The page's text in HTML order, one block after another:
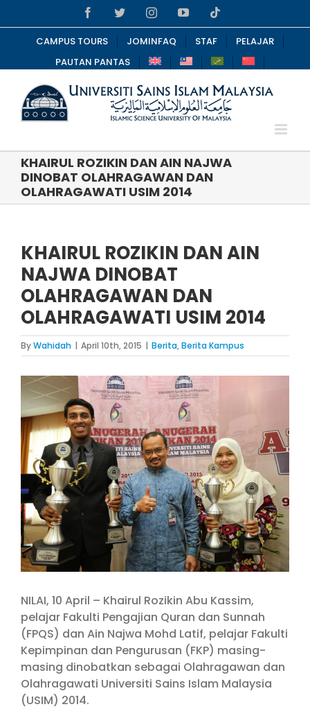
to
content
FacebookTwitterInstagramYouTube
CAMPUS TOURS JOMINFAQ STAF
PELAJAR
PAUTAN PANTAS
KHAIRUL ROZIKIN DAN AIN NAJWA
DINOBAT OLAHRAGAWAN DAN
OLAHRAGAWATI USIM 2014
KHAIRUL ROZIKIN DAN AIN
NAJWA DINOBAT
OLAHRAGAWAN DAN
OLAHRAGAWATI USIM 2014
ByWahidah | April 10th, 2015 | Berita,Berita Kampus
View
Larger
Image
NILAI, 10 April – Khairul Rozikin Abu Kassim,
pelajar Fakulti Pengajian Quran dan Sunnah
(FPQS) dan Ain Najwa Mohd Latif, pelajar Fakulti
Kepimpinan dan Pengurusan (FKP) masing-
masing dinobatkan sebagai Olahragawan dan
Olahragawati Universiti Sains Islam Malaysia
(USIM) 2014.